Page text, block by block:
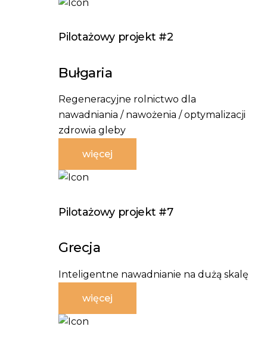
Pilotażowy projekt #2
Bułgaria
Regeneracyjne rolnictwo dla
nawadniania / nawożenia / optymalizacji
zdrowia gleby
więcej
Pilotażowy projekt #7
Grecja
Inteligentne nawadnianie na dużą skalę
więcej